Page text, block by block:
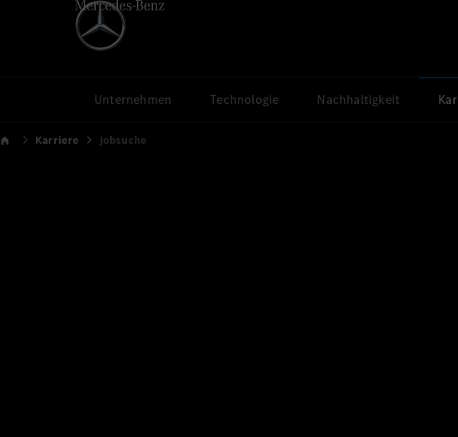
Unternehmen Technologie Nachhaltigkeit
Karriere Jobsuche